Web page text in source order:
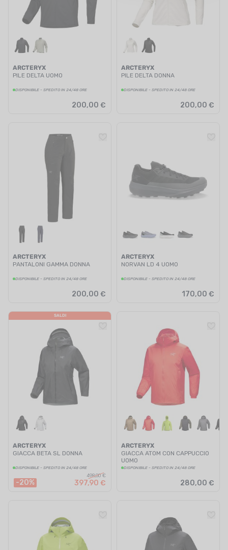
ARCTERYX
PILE DELTA UOMO
DISPONIBILE - SPEDITO IN 24/48 ORE
200,00 €
ARCTERYX
PILE DELTA DONNA
DISPONIBILE - SPEDITO IN 24/48 ORE
200,00 €
ARCTERYX
PANTALONI GAMMA DONNA
DISPONIBILE - SPEDITO IN 24/48 ORE
200,00 €
ARCTERYX
NORVAN LD 4 UOMO
DISPONIBILE - SPEDITO IN 24/48 ORE
170,00 €
SALDI
ARCTERYX
GIACCA BETA SL DONNA
DISPONIBILE - SPEDITO IN 24/48 ORE
-20%
498,00 €
397,90 €
ARCTERYX
GIACCA ATOM CON CAPPUCCIO
UOMO
DISPONIBILE - SPEDITO IN 24/48 ORE
280,00 €